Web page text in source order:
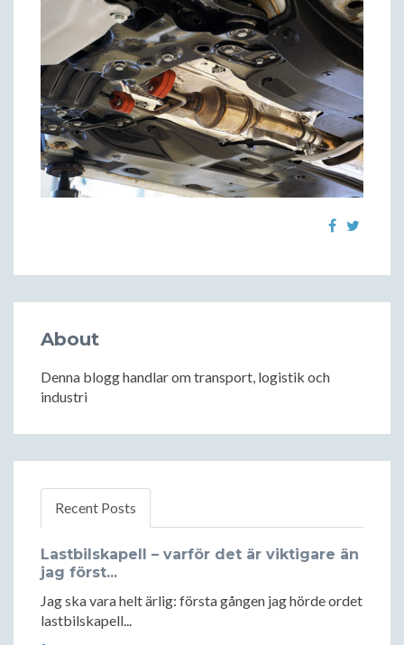
About
Denna blogg handlar om transport, logistik och
industri
Recent Posts
Lastbilskapell – varför det är viktigare än
jag först...
Jag ska vara helt ärlig: första gången jag hörde ordet
lastbilskapell...